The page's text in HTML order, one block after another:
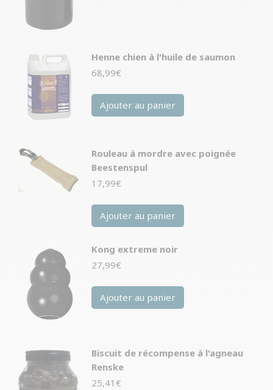
Henne chien à l'huile de saumon
68,99€
Ajouter au panier
Rouleau à mordre avec poignée
Beestenspul
17,99€
Ajouter au panier
Kong extreme noir
27,99€
Ajouter au panier
Biscuit de récompense à l'agneau
Renske
25,41 €